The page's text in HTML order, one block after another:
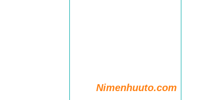
Nimenhuuto.com